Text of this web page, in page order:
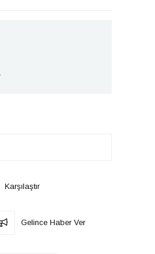
Karşılaştır
Gelince Haber Ver